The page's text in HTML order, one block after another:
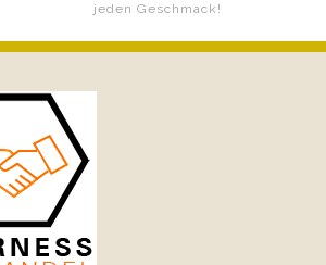
jeden Geschmack!